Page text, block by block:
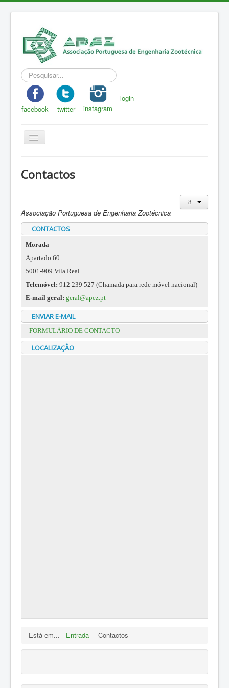
Pesquisar...
facebook twitter instagram
login
Toggle
Navigation
A Zootecnia
Eventos
ZOOTEC
RPZ
Loja
Contactos
Sócios
Contactos
Associação Portuguesa de Engenharia Zootécnica
CONTACTOS
Morada
Apartado 60
5001-909 Vila Real
Telemóvel: 912 239 527 (Chamada para rede móvel nacional)
E-mail geral: geral@apez.pt
ENVIAR E-MAIL
FORMULÁRIO DE CONTACTO
LOCALIZAÇÃO
Está em... Entrada Contactos